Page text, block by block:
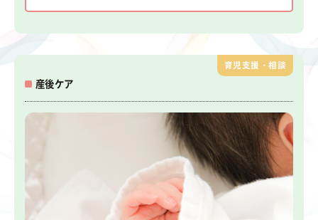
産後ケア
育児支援・相談